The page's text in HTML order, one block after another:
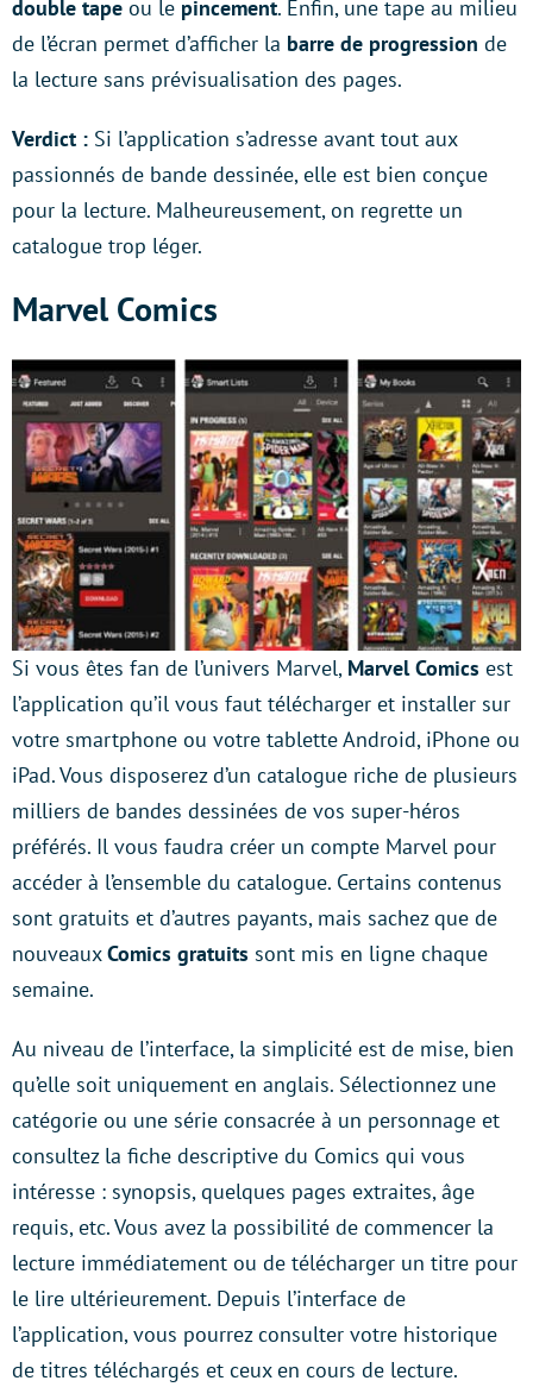
double tape ou le pincement. Enfin, une tape au milieu
de l’écran permet d’afficher la barre de progression de
la lecture sans prévisualisation des pages.
Verdict : Si l’application s’adresse avant tout aux
passionnés de bande dessinée, elle est bien conçue
pour la lecture. Malheureusement, on regrette un
catalogue trop léger.
Marvel Comics
Si vous êtes fan de l’univers Marvel, Marvel Comics est
l’application qu’il vous faut télécharger et installer sur
votre smartphone ou votre tablette Android, iPhone ou
iPad. Vous disposerez d’un catalogue riche de plusieurs
milliers de bandes dessinées de vos super-héros
préférés. Il vous faudra créer un compte Marvel pour
accéder à l’ensemble du catalogue. Certains contenus
sont gratuits et d’autres payants, mais sachez que de
nouveauxComics gratuits sont mis en ligne chaque
semaine.
Au niveau de l’interface, la simplicité est de mise, bien
qu’elle soit uniquement en anglais. Sélectionnez une
catégorie ou une série consacrée à un personnage et
consultez la fiche descriptive du Comics qui vous
intéresse : synopsis, quelques pages extraites, âge
requis, etc. Vous avez la possibilité de commencer la
lecture immédiatement ou de télécharger un titre pour
le lire ultérieurement. Depuis l’interface de
l’application, vous pourrez consulter votre historique
de titres téléchargés et ceux en cours de lecture.